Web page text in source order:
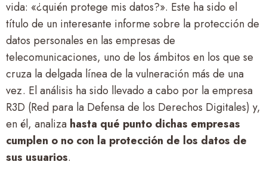
vida: «¿quién protege mis datos?». Este ha sido el
título de un interesante informe sobre la protección de
datos personales en las empresas de
telecomunicaciones, uno de los ámbitos en los que se
cruza la delgada línea de la vulneración más de una
vez. El análisis ha sido llevado a cabo por la empresa
R3D (Red para la Defensa de los Derechos Digitales) y,
en él, analiza hasta qué punto dichas empresas
cumplen o no con la protección de los datos de
sus usuarios.